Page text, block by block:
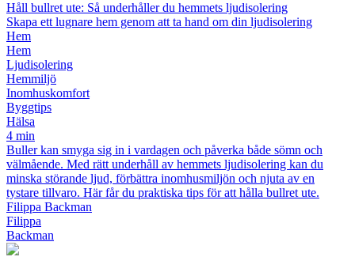
Håll bullret ute: Så underhåller du hemmets ljudisolering
Skapa ett lugnare hem genom att ta hand om din ljudisolering
Hem
Hem
Ljudisolering
Hemmiljö
Inomhuskomfort
Byggtips
Hälsa
4 min
Buller kan smyga sig in i vardagen och påverka både sömn och
välmående. Med rätt underhåll av hemmets ljudisolering kan du
minska störande ljud, förbättra inomhusmiljön och njuta av en
tystare tillvaro. Här får du praktiska tips för att hålla bullret ute.
Filippa Backman
Filippa
Backman